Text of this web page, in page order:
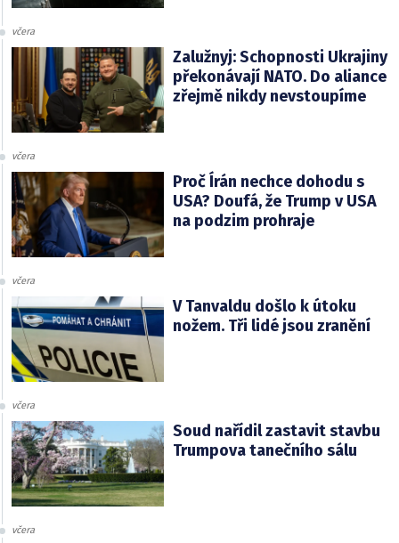
včera
Zalužnyj: Schopnosti Ukrajiny
překonávají NATO. Do aliance
zřejmě nikdy nevstoupíme
včera
Proč Írán nechce dohodu s
USA? Doufá, že Trump v USA
na podzim prohraje
včera
V Tanvaldu došlo k útoku
nožem. Tři lidé jsou zranění
včera
Soud nařídil zastavit stavbu
Trumpova tanečního sálu
včera